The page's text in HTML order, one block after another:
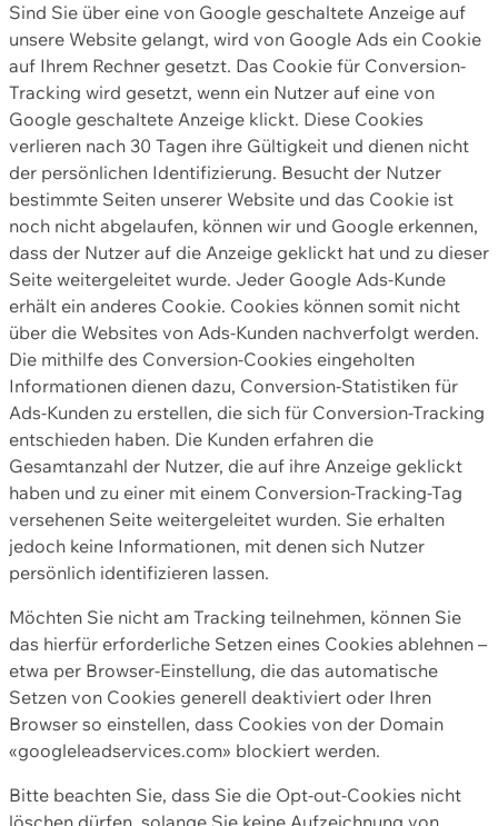
Sind Sie über eine von Google geschaltete Anzeige auf
unsere Website gelangt, wird von Google Ads ein Cookie
auf Ihrem Rechner gesetzt. Das Cookie für Conversion-
Tracking wird gesetzt, wenn ein Nutzer auf eine von
Google geschaltete Anzeige klickt. Diese Cookies
verlieren nach 30 Tagen ihre Gültigkeit und dienen nicht
der persönlichen Identifizierung. Besucht der Nutzer
bestimmte Seiten unserer Website und das Cookie ist
noch nicht abgelaufen, können wir und Google erkennen,
dass der Nutzer auf die Anzeige geklickt hat und zu dieser
Seite weitergeleitet wurde. Jeder Google Ads-Kunde
erhält ein anderes Cookie. Cookies können somit nicht
über die Websites von Ads-Kunden nachverfolgt werden.
Die mithilfe des Conversion-Cookies eingeholten
Informationen dienen dazu, Conversion-Statistiken für
Ads-Kunden zu erstellen, die sich für Conversion-Tracking
entschieden haben. Die Kunden erfahren die
Gesamtanzahl der Nutzer, die auf ihre Anzeige geklickt
haben und zu einer mit einem Conversion-Tracking-Tag
versehenen Seite weitergeleitet wurden. Sie erhalten
jedoch keine Informationen, mit denen sich Nutzer
persönlich identifizieren lassen.
Möchten Sie nicht am Tracking teilnehmen, können Sie
das hierfür erforderliche Setzen eines Cookies ablehnen –
etwa per Browser-Einstellung, die das automatische
Setzen von Cookies generell deaktiviert oder Ihren
Browser so einstellen, dass Cookies von der Domain
«googleleadservices.com» blockiert werden.
Bitte beachten Sie, dass Sie die Opt-out-Cookies nicht